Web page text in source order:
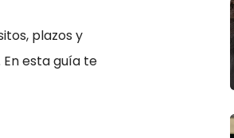
plazos y
esta guía te